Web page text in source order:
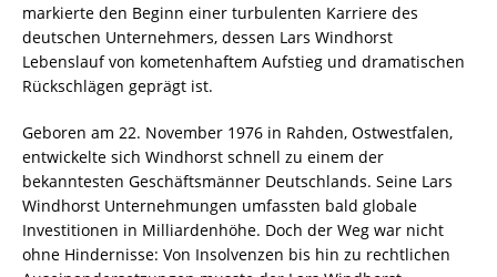
markierte den Beginn einer turbulenten Karriere des
deutschen Unternehmers, dessen Lars Windhorst
Lebenslauf von kometenhaftem Aufstieg und dramatischen
Rückschlägen geprägt ist.
Geboren am 22. November 1976 in Rahden, Ostwestfalen,
entwickelte sich Windhorst schnell zu einem der
bekanntesten Geschäftsmänner Deutschlands. Seine Lars
Windhorst Unternehmungen umfassten bald globale
Investitionen in Milliardenhöhe. Doch der Weg war nicht
ohne Hindernisse: Von Insolvenzen bis hin zu rechtlichen